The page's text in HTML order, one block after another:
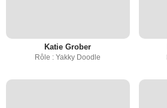
Katie Grober
Rôle : Yakky Doodle